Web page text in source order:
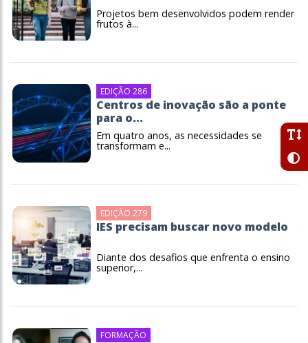
Projetos bem desenvolvidos podem render
frutos à...
EDIÇÃO 286
Centros de inovação são a ponte
para o...
Em quatro anos, as necessidades se
transformam e...
EDIÇÃO 279
IES precisam buscar novo modelo
Diante dos desafios que enfrenta o ensino
superior,...
FORMAÇÃO